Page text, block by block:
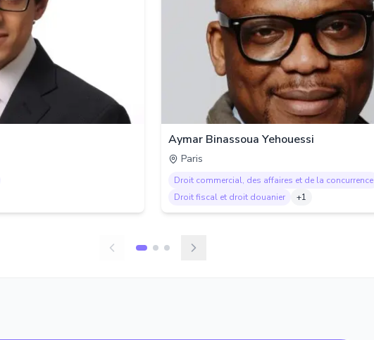
Aymar Binassoua Yehouessi
Paris
Droit commercial, des affaires et de la concurrence
Droit fiscal et droit douanier
+1